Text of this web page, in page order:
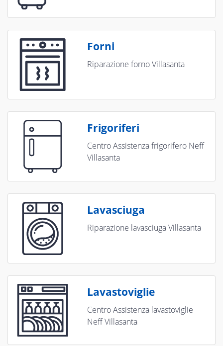
Forni
Riparazione forno Villasanta
Frigoriferi
Centro Assistenza frigorifero Neff
Villasanta
Lavasciuga
Riparazione lavasciuga Villasanta
Lavastoviglie
Centro Assistenza lavastoviglie
Neff Villasanta